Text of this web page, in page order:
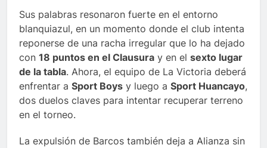
Sus palabras resonaron fuerte en el entorno
blanquiazul, en un momento donde el club intenta
reponerse de una racha irregular que lo ha dejado
con 18 puntos en el Clausura y en el sexto lugar
de la tabla. Ahora, el equipo de La Victoria deberá
enfrentar a Sport Boys y luego a Sport Huancayo,
dos duelos claves para intentar recuperar terreno
en el torneo.
La expulsión de Barcos también deja a Alianza sin